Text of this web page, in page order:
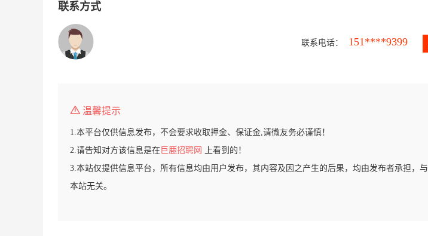
联系方式
联系电话： 151****9399
温馨提示
1.本平台仅供信息发布，不会要求收取押金、保证金,请微友务必谨慎！
2.请告知对方该信息是在 巨鹿招聘网
上看到的！
3.本站仅提供信息平台，所有信息均由用户发布，其内容及因之产生的后果，均由发布者承担，与
本站无关。